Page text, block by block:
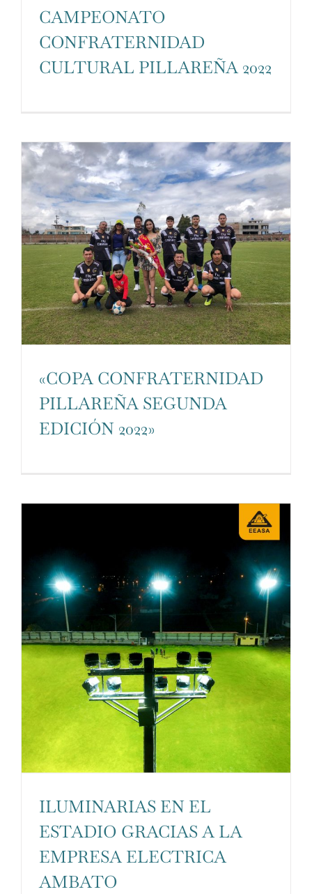
CAMPEONATO
CONFRATERNIDAD
CULTURAL PILLAREÑA 2022
«COPA CONFRATERNIDAD
PILLAREÑA SEGUNDA
EDICIÓN 2022»
ILUMINARIAS EN EL
ESTADIO GRACIAS A LA
EMPRESA ELECTRICA
AMBATO